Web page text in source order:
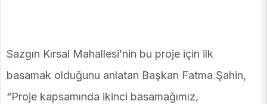
Sazgın Kırsal Mahallesi’nin bu proje için ilk
basamak olduğunu anlatan Başkan Fatma Şahin,
“Proje kapsamında ikinci basamağımız,